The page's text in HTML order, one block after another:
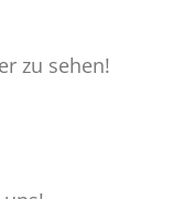
zu sehen!